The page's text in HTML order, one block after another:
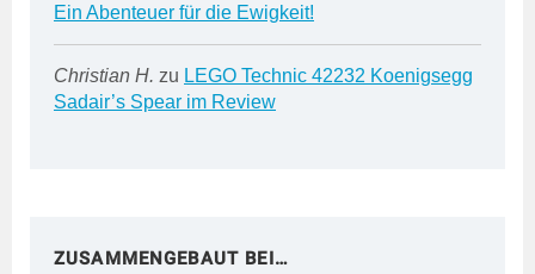
Ein Abenteuer für die Ewigkeit!
Christian H. zu LEGO Technic 42232 Koenigsegg
Sadair’s Spear im Review
ZUSAMMENGEBAUT BEI…